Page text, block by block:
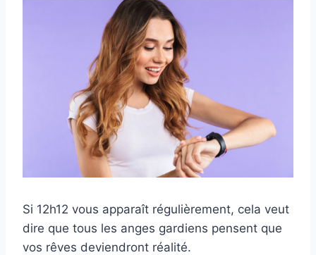
Si 12h12 vous apparaît régulièrement, cela veut
dire que tous les anges gardiens pensent que
vos rêves deviendront réalité.